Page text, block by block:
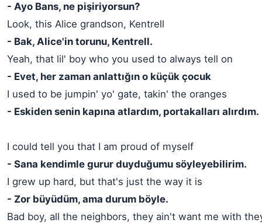
- Ayo Bans, ne pişiriyorsun?
Look, this Alice grandson, Kentrell
- Bak, Alice'in torunu, Kentrell.
Yeah, that lil' boy who you used to always tell on
- Evet, her zaman anlattığın o küçük çocuk
I used to be jumpin' yo' gate, takin' the oranges
- Eskiden senin kapına atlardım, portakalları alırdım.
I could tell you that I am proud of myself
- Sana kendimle gurur duyduğumu söyleyebilirim.
I grew up hard, but that's just the way it is
- Zor büyüdüm, ama durum böyle.
Bad boy, all the neighbors, they ain't want me with